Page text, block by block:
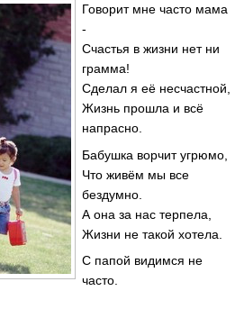
Говорит мне часто мама
-
Счастья в жизни нет ни
грамма!
Сделал я её несчастной,
Жизнь прошла и всё
напрасно.
Бабушка ворчит угрюмо,
Что живём мы все
бездумно.
А она за нас терпела,
Жизни не такой хотела.
С папой видимся не
часто.